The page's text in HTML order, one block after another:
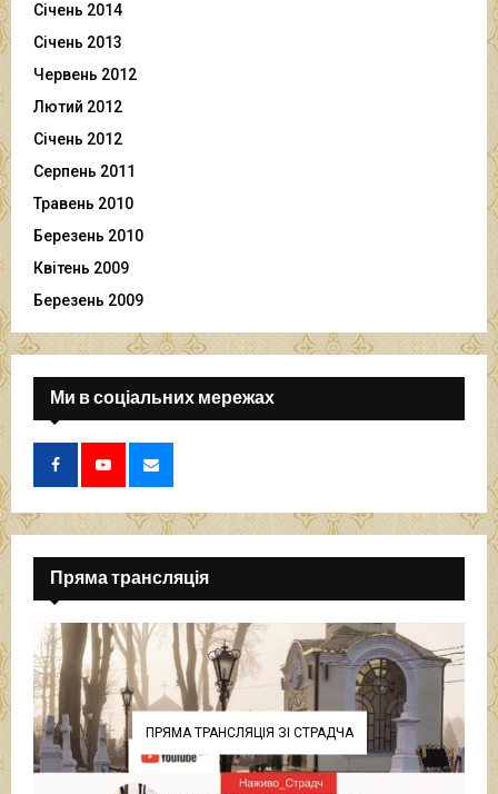
Січень 2014
Січень 2013
Червень 2012
Лютий 2012
Січень 2012
Серпень 2011
Травень 2010
Березень 2010
Квітень 2009
Березень 2009
Ми в соціальних мережах
Пряма трансляція
ПРЯМА ТРАНСЛЯЦІЯ ЗІ СТРАДЧА